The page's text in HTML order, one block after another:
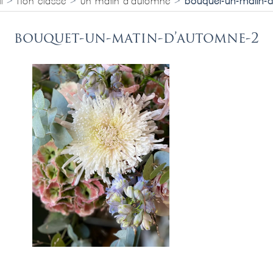
bouquet-un-matin-d’automne-2